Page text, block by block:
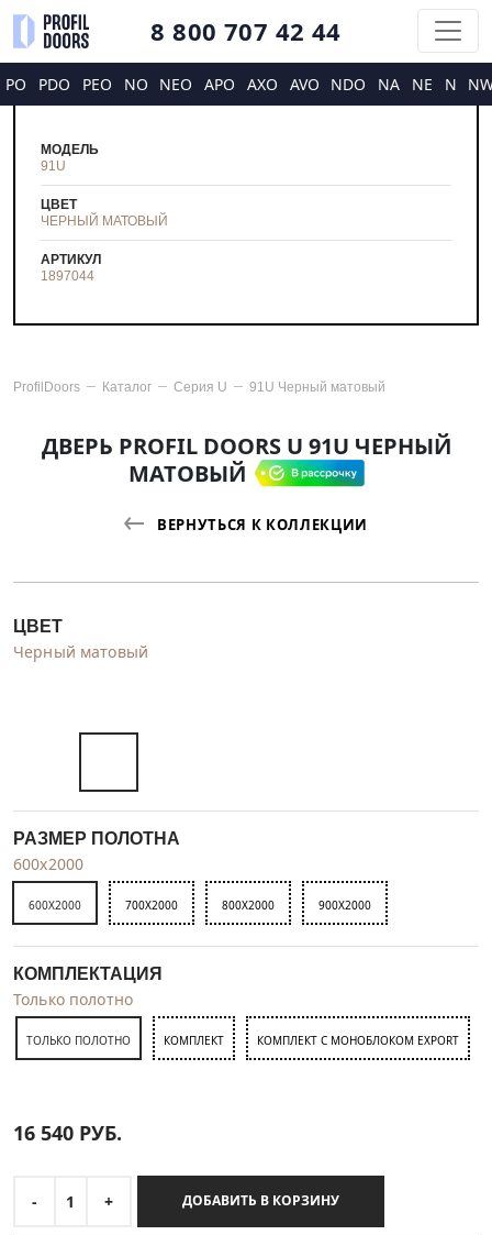
8 800 707 42 44
PO PDO PEO NO NEO APO AXO AVO NDO NA NE N
МОДЕЛЬ
91U
ЦВЕТ
ЧЕРНЫЙ МАТОВЫЙ
АРТИКУЛ
1897044
ProfilDoors Каталог Серия U 91U Черный матовый
ДВЕРЬ PROFIL DOORS U 91U ЧЕРНЫЙ
МАТОВЫЙ
ВЕРНУТЬСЯ К КОЛЛЕКЦИИ
ЦВЕТ
Черный матовый
РАЗМЕР ПОЛОТНА
600x2000
600X2000 700X2000 800X2000 900X2000
КОМПЛЕКТАЦИЯ
Только полотно
ТОЛЬКО ПОЛОТНО КОМПЛЕКТ КОМПЛЕКТ С МОНОБЛОКОМ EXPORT
16 540 РУБ.
- 1 + ДОБАВИТЬ В КОРЗИНУ